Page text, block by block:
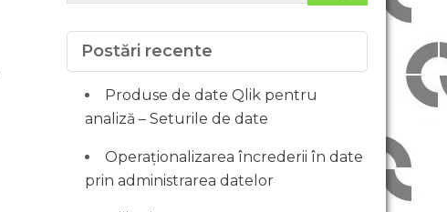
Postări recente
Produse de date Qlik pentru
analiză – Seturile de date
Operaționalizarea încrederii în date
prin administrarea datelor